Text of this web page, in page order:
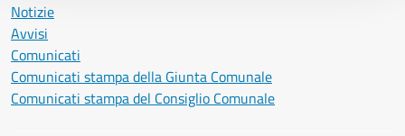
Notizie
Avvisi
Comunicati
Comunicati stampa della Giunta Comunale
Comunicati stampa del Consiglio Comunale